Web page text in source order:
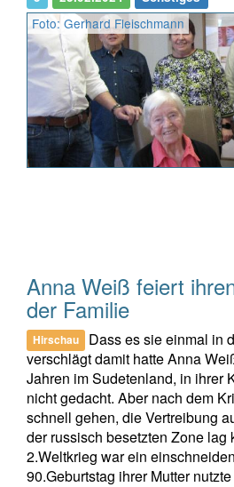
Foto: Gerhard Fleischmann
Anna Weiß feiert
der Familie
Hirschau
Dass es sie einmal in
verschlägt damit hatte Anna
Jahren im Sudetenland, in ihrer
nicht gedacht. Aber nach dem
schnell gehen, die Vertreibung
der russisch besetzten Zone lag
2.Weltkrieg war ein
90.Geburtstag ihrer Mutter